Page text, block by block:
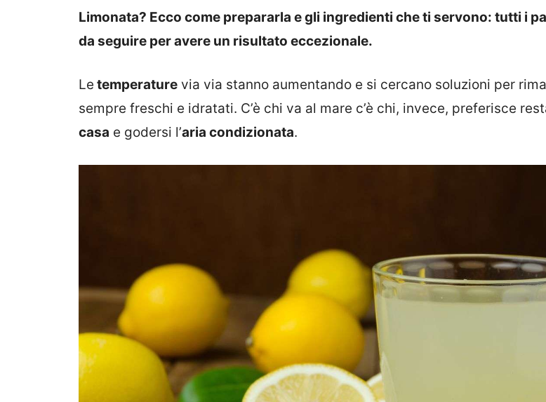
Limonata? Ecco come prepararla e gli ingredienti che ti servono: tutti i
da seguire per avere un risultato eccezionale.
Le temperature via via stanno aumentando e si cercano soluzioni per
sempre freschi e idratati. C’è chi va al mare c’è chi, invece, preferisce
casa e godersi l’aria condizionata.